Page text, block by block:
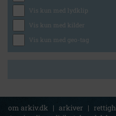
Vis kun med lydklip
Vis kun med kilder
Vis kun med geo-tag
om arkiv.dk | arkiver |